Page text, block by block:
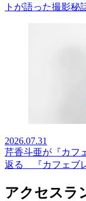
トが語った撮影秘
2026.07.31
芹香斗亜が『カフ
返る 『カフェブ
アクセスラ